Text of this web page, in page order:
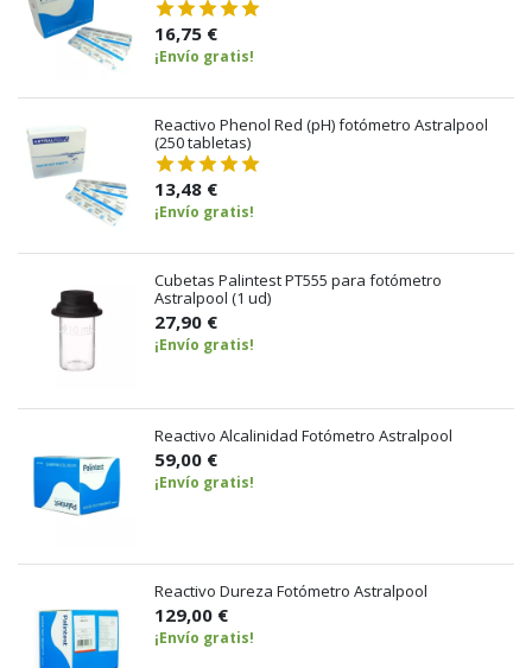
16,75 €
¡Envío gratis!
Reactivo Phenol Red (pH) fotómetro Astralpool
(250 tabletas)
13,48 €
¡Envío gratis!
Cubetas Palintest PT555 para fotómetro
Astralpool (1 ud)
27,90 €
¡Envío gratis!
Reactivo Alcalinidad Fotómetro Astralpool
59,00 €
¡Envío gratis!
Reactivo Dureza Fotómetro Astralpool
129,00 €
¡Envío gratis!